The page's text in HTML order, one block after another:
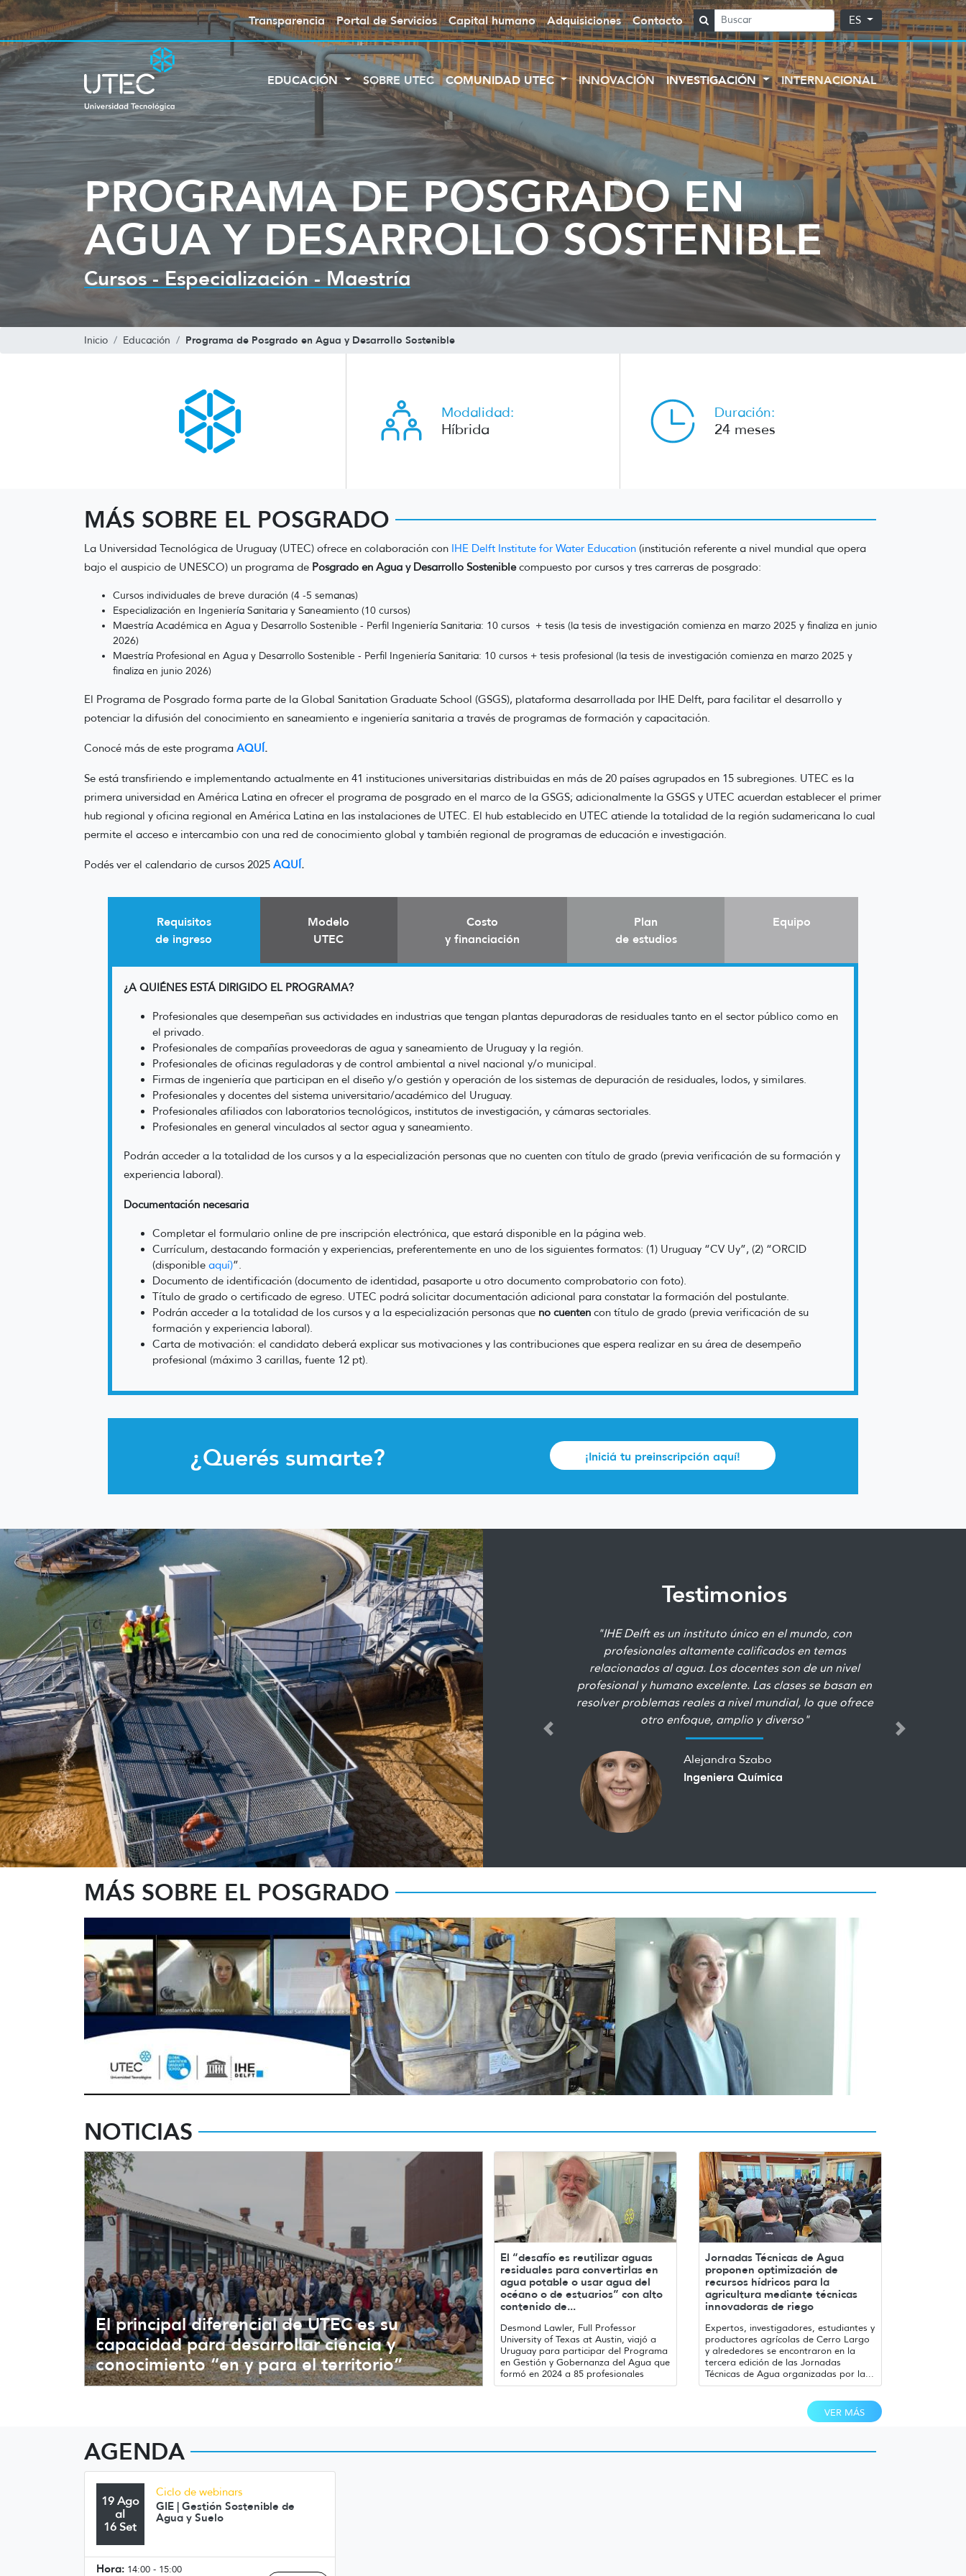
Transparencia Portal de Servicios Capital humano Adquisiciones Contacto ES
EDUCACIÓN SOBRE UTEC COMUNIDAD UTEC INNOVACIÓN INVESTIGACIÓN INTERNACIONAL
PROGRAMA DE POSGRADO EN
AGUA Y DESARROLLO SOSTENIBLE
Cursos - Especialización - Maestría
Inicio Educación Programa de Posgrado en Agua y Desarrollo Sostenible
Modalidad:
Híbrida
Duración:
24 meses
MÁS SOBRE EL POSGRADO
La Universidad Tecnológica de Uruguay (UTEC) ofrece en colaboración con IHE Delft Institute for Water Education (institución referente a nivel mundial que opera
bajo el auspicio de UNESCO) un programa de Posgrado en Agua y Desarrollo Sosteniblecompuesto por cursos y tres carreras de posgrado:
Cursos individuales de breve duración (4 -5 semanas)
Especialización en Ingeniería Sanitaria y Saneamiento (10 cursos)
Maestría Académica en Agua y Desarrollo Sostenible - Perfil Ingeniería Sanitaria: 10 cursos + tesis (la tesis de investigación comienza en marzo 2025 y finaliza en junio
2026)
Maestría Profesional en Agua y Desarrollo Sostenible - Perfil Ingeniería Sanitaria: 10 cursos + tesis profesional (la tesis de investigación comienza en marzo 2025 y
finaliza en junio 2026)
El Programa de Posgrado forma parte de la Global Sanitation Graduate School (GSGS), plataforma desarrollada por IHE Delft, para facilitar el desarrollo y
potenciar la difusión del conocimiento en saneamiento e ingeniería sanitaria a través de programas de formación y capacitación.
Conocé más de este programa AQUÍ.
Se está transfiriendo e implementando actualmente en 41 instituciones universitarias distribuidas en más de 20 países agrupados en 15 subregiones. UTEC es la
primera universidad en América Latina en ofrecer el programa de posgrado en el marco de la GSGS; adicionalmente la GSGS y UTEC acuerdan establecer el primer
hub regional y oficina regional en América Latina en las instalaciones de UTEC. El hub establecido en UTEC atiende la totalidad de la región sudamericana lo cual
permite el acceso e intercambio con una red de conocimiento global y también regional de programas de educación e investigación.
Podés ver el calendario de cursos 2025 AQUÍ.
Requisitos
de ingreso
Modelo
UTEC
Costo
y financiación
Plan
de estudios
Equipo
¿A QUIÉNES ESTÁ DIRIGIDO EL PROGRAMA?
Profesionales que desempeñan sus actividades en industrias que tengan plantas depuradoras de residuales tanto en el sector público como en
el privado.
Profesionales de compañías proveedoras de agua y saneamiento de Uruguay y la región.
Profesionales de oficinas reguladoras y de control ambiental a nivel nacional y/o municipal.
Firmas de ingeniería que participan en el diseño y/o gestión y operación de los sistemas de depuración de residuales, lodos, y similares.
Profesionales y docentes del sistema universitario/académico del Uruguay.
Profesionales afiliados con laboratorios tecnológicos, institutos de investigación, y cámaras sectoriales.
Profesionales en general vinculados al sector agua y saneamiento.
Podrán acceder a la totalidad de los cursos y a la especialización personas que no cuenten con título de grado (previa verificación de su formación y
experiencia laboral).
Documentación necesaria
Completar el formulario online de pre inscripción electrónica, que estará disponible en la página web.
Currículum, destacando formación y experiencias, preferentemente en uno de los siguientes formatos: (1) Uruguay “CV Uy”, (2) “ORCID
(disponible aquí)”.
Documento de identificación (documento de identidad, pasaporte u otro documento comprobatorio con foto).
Título de grado o certificado de egreso. UTEC podrá solicitar documentación adicional para constatar la formación del postulante.
Podrán acceder a la totalidad de los cursos y a la especialización personas que no cuenten con título de grado (previa verificación de su
formación y experiencia laboral).
Carta de motivación: el candidato deberá explicar sus motivaciones y las contribuciones que espera realizar en su área de desempeño
profesional (máximo 3 carillas, fuente 12 pt).
¿Querés sumarte? ¡Iniciá tu preinscripción aquí!
Testimonios
"El programa me permitió intercambiar con realidades de
diferentes regiones y abordar problemáticas locales a
partir de un contexto global. Tuve la oportunidad de
generar capacidadesen el desarrollo de tecnología en
agua y saneamiento y logré consolidar mi formación
profesional a través del abordaje multidisciplinario que
los desafíos ambientales requieren"
Pablo Kok
Ingeniero Civil - Perfil Hidráulico
Previous Next
MÁS SOBRE EL POSGRADO
Comenzó la segunda edición Programa de
Posgrado Agua y Desarrollo Sostenible de
UTEC con IHE Delft con alta participación de
estudiantes extranjeros
residuales de avanzada con diseño de UTEC
fondo” en temas vinculados al agua
NOTICIAS
El principal diferencial de UTEC es su
capacidad para desarrollar ciencia y
conocimiento “en y para el territorio”
El “desafío es reutilizar aguas
residuales para convertirlas en
agua potable o usar agua del
océano o de estuarios” con alto
contenido de...
Desmond Lawler, Full Professor
University of Texas at Austin, viajó a
Uruguay para participar del Programa
en Gestión y Gobernanza del Agua que
formó en 2024 a 85 profesionales
Jornadas Técnicas de Agua
proponen optimización de
recursos hídricos para la
agricultura mediante técnicas
innovadoras de riego
Expertos, investigadores, estudiantes y
productores agrícolas de Cerro Largo
y alrededores se encontraron en la
tercera edición de las Jornadas
Técnicas de Agua organizadas por la...
VER MÁS
AGENDA
19 Ago
al
16 Set
Ciclo de webinars
GIE | Gestión Sostenible de
Agua y Suelo
Hora: 14:00 - 15:00